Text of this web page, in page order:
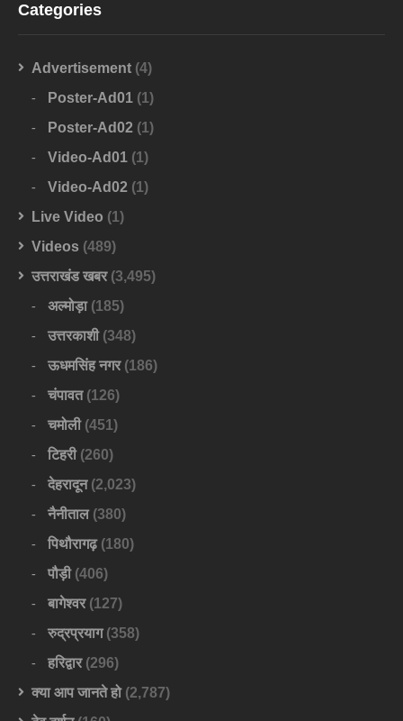
Categories
Advertisement (4)
Poster-Ad01 (1)
Poster-Ad02 (1)
Video-Ad01 (1)
Video-Ad02 (1)
Live Video (1)
Videos (489)
उत्तराखंड खबर(3,495)
अल्मोड़ा(185)
उत्तरकाशी(348)
ऊधमसिंह नगर(186)
चंपावत(126)
चमोली(451)
टिहरी(260)
देहरादून(2,023)
नैनीताल(380)
पिथौरागढ़(180)
पौड़ी(406)
बागेश्वर(127)
रुद्रप्रयाग(358)
हरिद्वार(296)
क्या आप जानते हो(2,787)